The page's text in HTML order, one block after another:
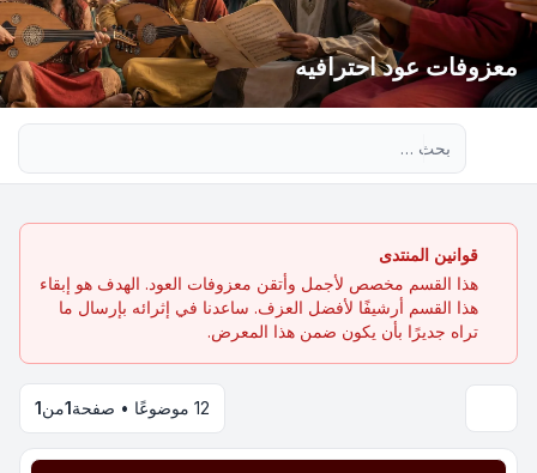
معزوفات عود احترافيه
قوانين المنتدى
هذا القسم مخصص لأجمل وأتقن معزوفات العود. الهدف هو إبقاء
هذا القسم أرشيفًا لأفضل العزف. ساعدنا في إثرائه بإرسال ما
تراه جديرًا بأن يكون ضمن هذا المعرض.
12 موضوعًا • صفحة 1من1